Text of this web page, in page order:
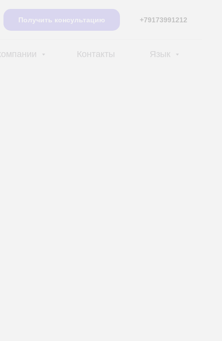
Получить консультацию +79173991212
Контакты Язык